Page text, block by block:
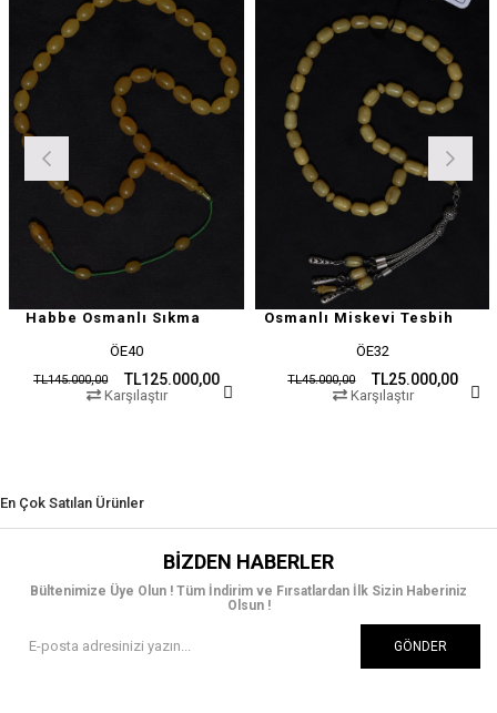
Osmanlı Sıkma
TL125.000,00
Karşılaştır
Osmanlı Miskevi Tesbih
TL25.000,00
TL45.000,00
Karşılaştır
En Çok Satılan Ürünler
BIZDEN HABERLER
Bültenimize Üye Olun ! Tüm İndirim ve Fırsatlardan İlk Sizin Haberiniz
Olsun !
GÖNDER